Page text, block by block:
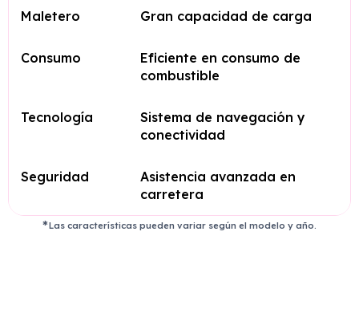
Maletero Gran capacidad de carga
Consumo
Eficiente en consumo de
combustible
Tecnología
Sistema de navegación y
conectividad
Seguridad
Asistencia avanzada en
carretera
Las características pueden variar según el modelo y año.